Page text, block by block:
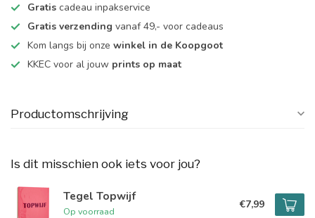
Gratis cadeau inpakservice
Gratis verzending vanaf 49,- voor cadeaus
Kom langs bij onze winkel in de Koopgoot
KKEC voor al jouw prints op maat
Productomschrijving
Is dit misschien ook iets voor jou?
Tegel Topwijf
Op voorraad
€7,99